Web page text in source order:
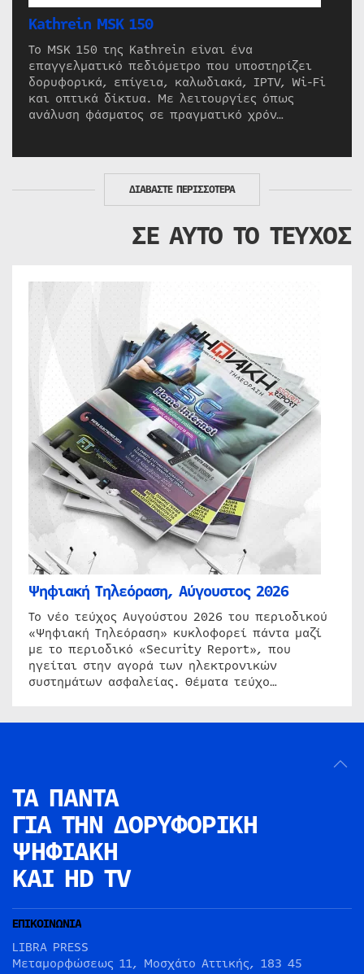
Kathrein MSK 150
Το MSK 150 της Kathrein είναι ένα
επαγγελματικό πεδιόμετρο που υποστηρίζει
δορυφορικά, επίγεια, καλωδιακά, IPTV, Wi-Fi
και οπτικά δίκτυα. Με λειτουργίες όπως
ανάλυση φάσματος σε πραγματικό χρόν…
ΔΙΑΒΑΣΤΕ ΠΕΡΙΣΣΟΤΕΡΑ
ΣΕ ΑΥΤΟ ΤΟ ΤΕΥΧΟΣ
Ψηφιακή Τηλεόραση, Αύγουστος 2026
Το νέο τεύχος Αυγούστου 2026 του περιοδικού
«Ψηφιακή Τηλεόραση» κυκλοφορεί πάντα μαζί
με το περιοδικό «Security Report», που
ηγείται στην αγορά των ηλεκτρονικών
συστημάτων ασφαλείας. Θέματα τεύχο…
ΤΑ ΠΑΝΤΑ
ΓΙΑ ΤΗΝ ΔΟΡΥΦΟΡΙΚΗ
ΨΗΦΙΑΚΗ
ΚΑΙ HD TV
ΕΠΙΚΟΙΝΩΝΙΑ
LIBRA PRESS
Μεταμορφώσεως 11, Μοσχάτο Αττικής, 183 45